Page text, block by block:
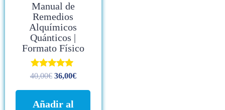
Manual de
Remedios
Alquímicos
Quánticos |
Formato Físico
Valorado con
de 5
40,00€ 36,00€
Añadir al